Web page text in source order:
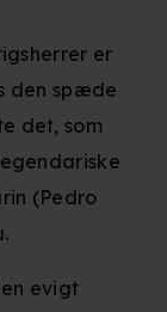
er
den spæde
det, som
(Pedro
evigt